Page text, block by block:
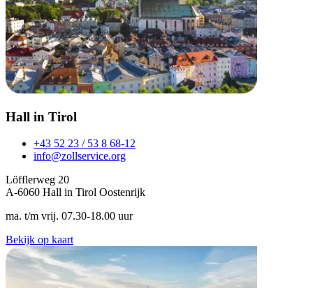
Hall in Tirol
+43 52 23 / 53 8 68-12
info@zollservice.org
Löfflerweg 20
A-6060 Hall in Tirol Oostenrijk
ma. t/m vrij. 07.30-18.00 uur
Bekijk op kaart